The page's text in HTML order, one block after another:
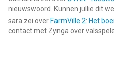
nieuwswoord. Kunnen jullie dit
sara zei over FarmVille 2: Het
contact met Zynga over